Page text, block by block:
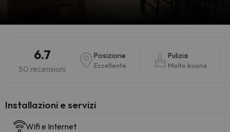
6.7
50 recensioni
Posizione
Eccellente
Pulizia
Molto buona
Installazioni e servizi
Wifi e Internet